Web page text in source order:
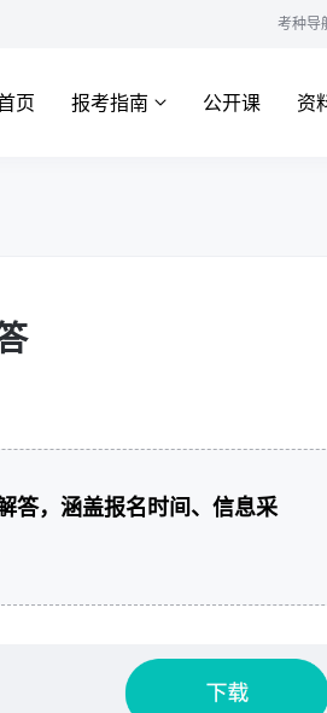
考种导
页 报考指南 公开课 资
答，涵盖报名时间、信息采